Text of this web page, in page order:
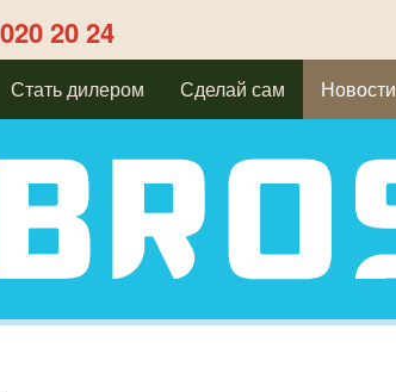
20 24
Стать дилером Сделай сам Новости